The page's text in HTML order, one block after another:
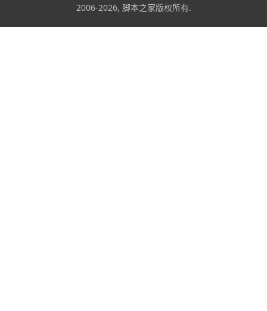
2006-2026, 脚本之家版权所有.